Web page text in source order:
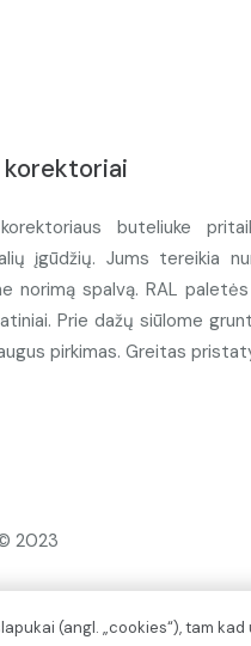
buteliuke
įgūdžių. Jums tereikia
norimą spalvą. RAL
Prie dažų siūlome
pirkimas. Greitas
2023
(angl. „cookies“), tam